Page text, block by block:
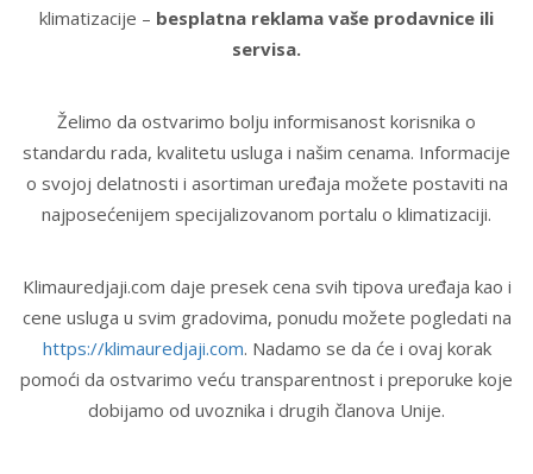
klimatizacije – besplatna reklama vaše prodavnice ili
servisa.
Želimo da ostvarimo bolju informisanost korisnika o
standardu rada, kvalitetu usluga i našim cenama. Informacije
o svojoj delatnosti i asortiman uređaja možete postaviti na
najposećenijem specijalizovanom portalu o klimatizaciji.
Klimauredjaji.com daje presek cena svih tipova uređaja kao i
cene usluga u svim gradovima, ponudu možete pogledati na
https://klimauredjaji.com. Nadamo se da će i ovaj korak
pomoći da ostvarimo veću transparentnost i preporuke koje
dobijamo od uvoznika i drugih članova Unije.